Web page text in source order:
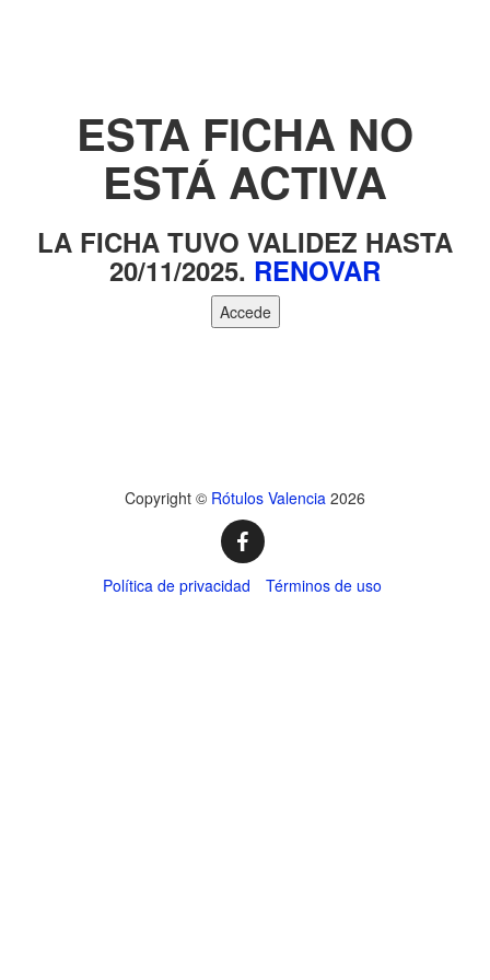
ESTA FICHA NO
ESTÁ ACTIVA
LA FICHA TUVO VALIDEZ HASTA
20/11/2025. RENOVAR
Accede
Copyright © Rótulos Valencia 2026
Política de privacidad Términos de uso